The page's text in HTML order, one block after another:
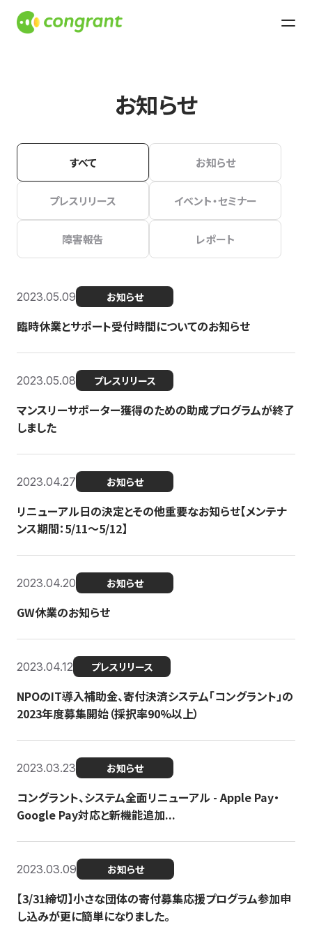
お知らせ
すべて お知らせ
プレスリリース イベント・セミナー
障害報告 レポート
2023.05.09 お知らせ
臨時休業とサポート受付時間についてのお知らせ
2023.05.08 プレスリリース
マンスリーサポーター獲得のための助成プログラムが終了
しました
2023.04.27 お知らせ
リニューアル日の決定とその他重要なお知らせ【メンテナ
ンス期間：5/11～5/12】
2023.04.20 お知らせ
GW休業のお知らせ
2023.04.12 プレスリリース
NPOのIT導入補助金、寄付決済システム「コングラント」の
2023年度募集開始（採択率90%以上）
2023.03.23 お知らせ
コングラント、システム全面リニューアル - Apple Pay・
Google Pay対応と新機能追加...
2023.03.09 お知らせ
【3/31締切】小さな団体の寄付募集応援プログラム参加申
し込みが更に簡単になりました。